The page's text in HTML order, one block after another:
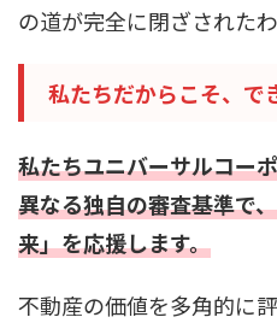
の道が完全に閉ざされた
私たちだからこそ、で
私たちユニバーサルコー
異なる独自の審査基準で
来」を応援します。
不動産の価値を多角的に